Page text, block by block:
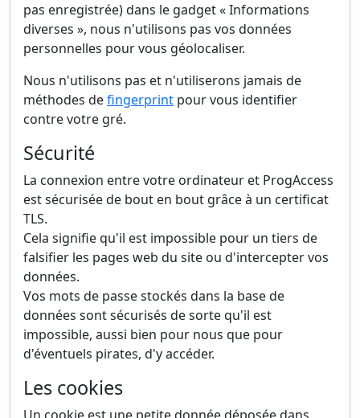
pas enregistrée) dans le gadget « Informations
diverses », nous n'utilisons pas vos données
personnelles pour vous géolocaliser.
Nous n'utilisons pas et n'utiliserons jamais de
méthodes defingerprint pour vous identifier
contre votre gré.
Sécurité
La connexion entre votre ordinateur et ProgAccess
est sécurisée de bout en bout grâce à un certificat
TLS.
Cela signifie qu'il est impossible pour un tiers de
falsifier les pages web du site ou d'intercepter vos
données.
Vos mots de passe stockés dans la base de
données sont sécurisés de sorte qu'il est
impossible, aussi bien pour nous que pour
d'éventuels pirates, d'y accéder.
Les cookies